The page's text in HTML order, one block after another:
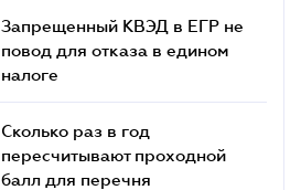
Запрещенный КВЭД в ЕГР не
повод для отказа в едином
налоге
Сколько раз в год
пересчитывают проходной
балл для перечня